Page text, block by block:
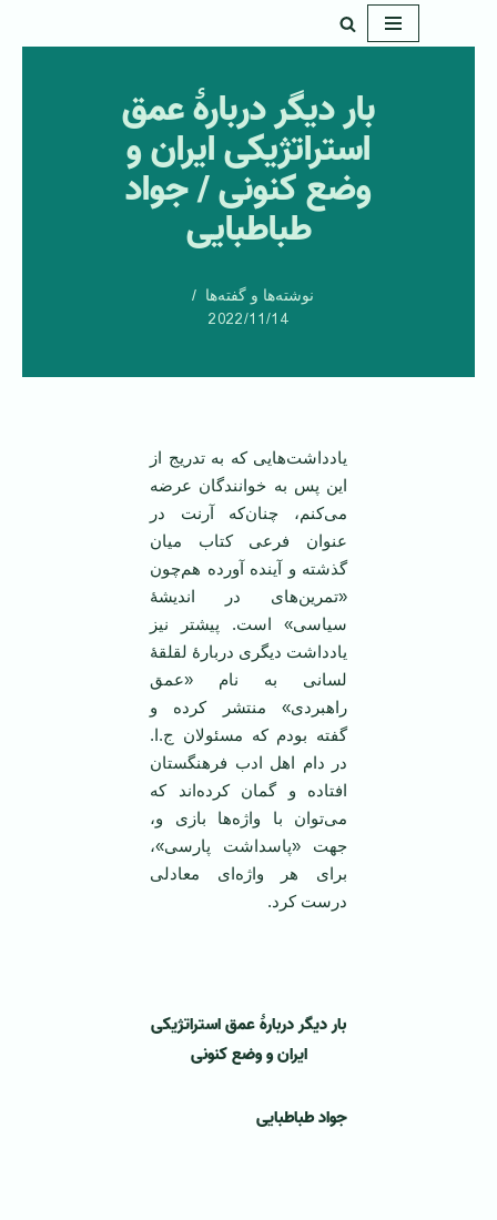
بار دیگر دربارۀ عمق
استراتژیکی ایران و
وضع کنونی / جواد
طباطبایی
نوشته‌ها و گفته‌ها
2022/11/14
یادداشت‌هایی که به تدریج از
این پس به خوانندگان عرضه
می‌کنم، چنان‌که آرنت در
عنوان فرعی کتاب میان
گذشته و آینده آورده هم‌چون
«تمرین‌های در اندیشۀ
سیاسی» است. پیشتر نیز
یادداشت دیگری دربارۀ لقلقۀ
لسانی به نام «عمق
راهبردی» منتشر کرده و
گفته بودم که مسئولان ج.ا.
در دام اهل ادب فرهنگستان
افتاده و گمان کرده‌اند که
می‌توان با واژه‌ها بازی و،
جهت «پاسداشت پارسی»،
برای هر واژه‌ای معادلی
درست کرد.
بار دیگر دربارۀ عمق استراتژیکی
ایران و وضع کنونی
جواد طباطبایی